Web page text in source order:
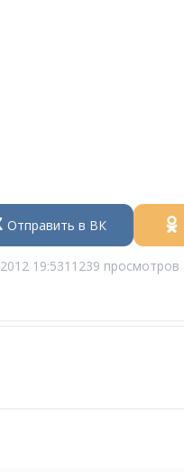
Отправить в ВК
19:5311239 просмотров